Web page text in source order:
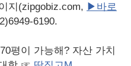
지(zipgobiz.com, ▶바로
6190.
평이 가능해? 자산 가치